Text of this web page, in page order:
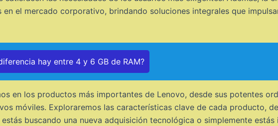
en el mercado corporativo, brindando soluciones integrales que
hay entre 4 y 6 GB de RAM?
en los productos más importantes de Lenovo, desde sus potentes
móviles. Exploraremos las características clave de cada producto,
buscando una nueva adquisición tecnológica o simplemente